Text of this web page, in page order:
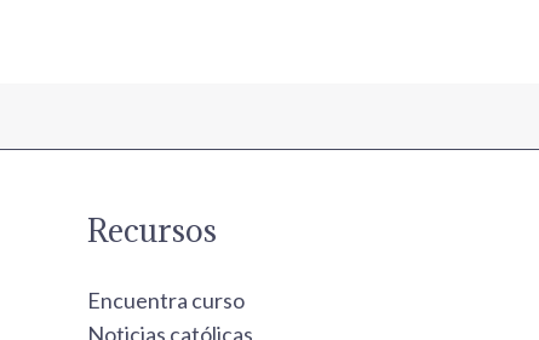
Recursos
Encuentra curso
Noticias católicas